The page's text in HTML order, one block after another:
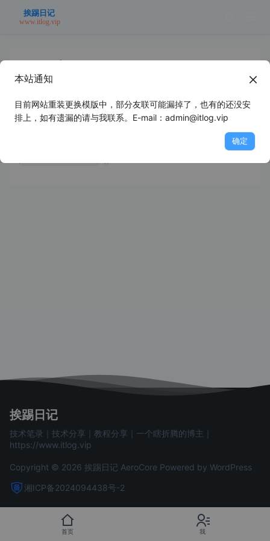
HP 1136驱动安装
挨踢日记
技术笔录｜技术分享｜教程分享｜一个瞎折腾的博主｜
https://www.itlog.vip
Copyright © 2026 挨踢日记 AeroCore Powered by WordPress
湘ICP备2024094438号-2
本站通知
目前网站重装更换模版中，部分友联可能漏掉了，也有的还没安
排上，如有遗漏的请与我联系。E-mail：admin@itlog.vip
确定
首页 我